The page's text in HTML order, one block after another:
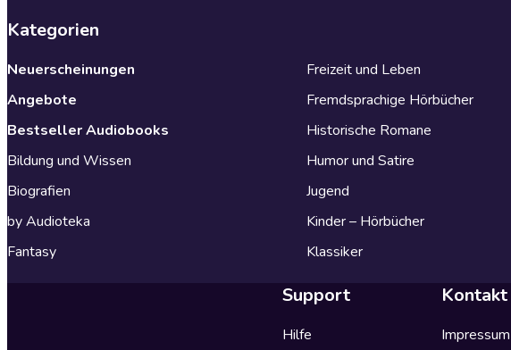
Kategorien
Neuerscheinungen
Angebote
Bestseller Audiobooks
Bildung und Wissen
Biografien
by Audioteka
Fantasy
Freizeit und Leben
Fremdsprachige Hörbücher
Historische Romane
Humor und Satire
Jugend
Kinder – Hörbücher
Klassiker
Support
Hilfe
Kontakt
Impressum